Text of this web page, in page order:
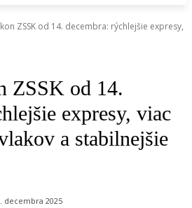
ZSSK od 14. decembra: rýchlejšie expresy,
ZSSK od 14.
expresy, viac
a stabilnejšie
decembra 2025